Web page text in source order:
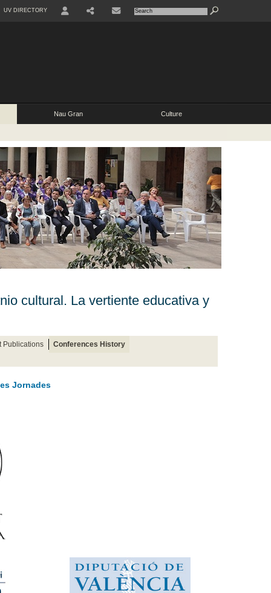
UV DIRECTORY
Nau Gran Culture
cultural. La vertiente educativa y
Publications
Conferences History
Jornades